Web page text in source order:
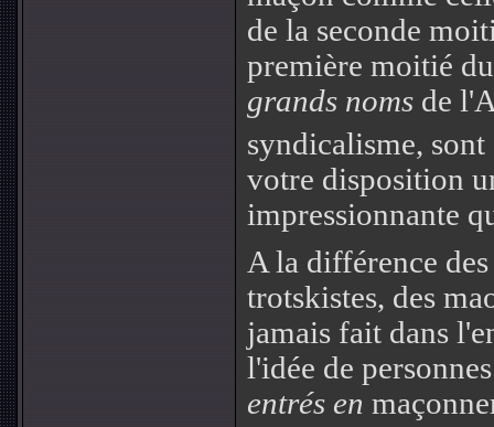
de la seconde
première moitié
grands noms de
syndicalisme, sont
votre disposition
impressionnante
A la différence
trotskistes, des
jamais fait dans
l'idée de
entrés en